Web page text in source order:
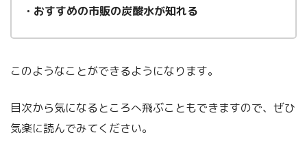
・おすすめの市販の炭酸水が知れる
このようなことができるようになります。
目次から気になるところへ飛ぶこともできますので、ぜひ
気楽に読んでみてください。